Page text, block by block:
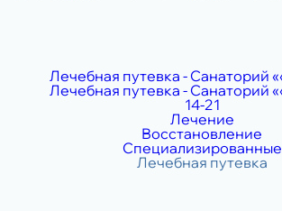
14-21
Лечение
Восстановление
Специализированные